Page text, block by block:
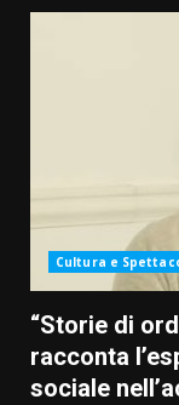
Cultura e
“Storie di
racconta
sociale